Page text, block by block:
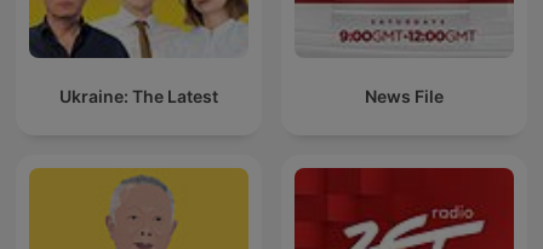
Ukraine: The Latest News File